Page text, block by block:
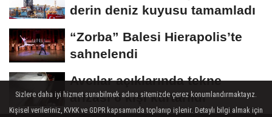
derin deniz kuyusu tamamladı
“Zorba” Balesi Hierapolis’te
sahnelendi
Avcılar açıklarında tekne
arızası 6 kişi kurtarıldı
Sizlere daha iyi hizmet sunabilmek adına sitemizde çerez konumlandırmaktayız.
Kişisel verileriniz, KVKK ve GDPR kapsamında toplanıp işlenir. Detaylı bilgi almak için